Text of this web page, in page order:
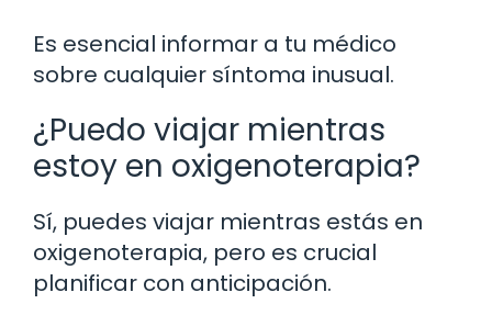
Es esencial informar a tu médico
sobre cualquier síntoma inusual.
¿Puedo viajar mientras
estoy en oxigenoterapia?
Sí, puedes viajar mientras estás en
oxigenoterapia, pero es crucial
planificar con anticipación.